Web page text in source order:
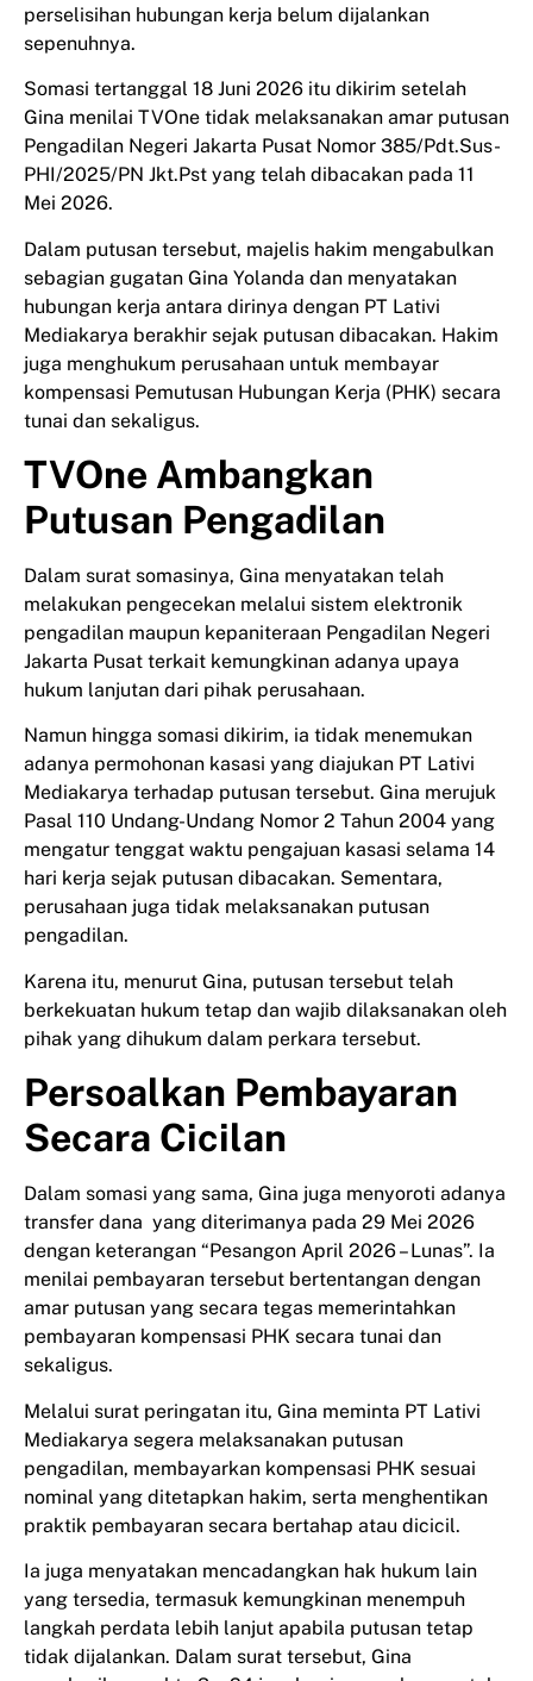
perselisihan hubungan kerja belum dijalankan
sepenuhnya.
Somasi tertanggal 18 Juni 2026 itu dikirim setelah
Gina menilai TVOne tidak melaksanakan amar putusan
Pengadilan Negeri Jakarta Pusat Nomor 385/Pdt.Sus-
PHI/2025/PN Jkt.Pst yang telah dibacakan pada 11
Mei 2026.
Dalam putusan tersebut, majelis hakim mengabulkan
sebagian gugatan Gina Yolanda dan menyatakan
hubungan kerja antara dirinya dengan PT Lativi
Mediakarya berakhir sejak putusan dibacakan. Hakim
juga menghukum perusahaan untuk membayar
kompensasi Pemutusan Hubungan Kerja (PHK) secara
tunai dan sekaligus.
TVOne Ambangkan
Putusan Pengadilan
Dalam surat somasinya, Gina menyatakan telah
melakukan pengecekan melalui sistem elektronik
pengadilan maupun kepaniteraan Pengadilan Negeri
Jakarta Pusat terkait kemungkinan adanya upaya
hukum lanjutan dari pihak perusahaan.
Namun hingga somasi dikirim, ia tidak menemukan
adanya permohonan kasasi yang diajukan PT Lativi
Mediakarya terhadap putusan tersebut. Gina merujuk
Pasal 110 Undang-Undang Nomor 2 Tahun 2004 yang
mengatur tenggat waktu pengajuan kasasi selama 14
hari kerja sejak putusan dibacakan. Sementara,
perusahaan juga tidak melaksanakan putusan
pengadilan.
Karena itu, menurut Gina, putusan tersebut telah
berkekuatan hukum tetap dan wajib dilaksanakan oleh
pihak yang dihukum dalam perkara tersebut.
Persoalkan Pembayaran
Secara Cicilan
Dalam somasi yang sama, Gina juga menyoroti adanya
transfer dana yang diterimanya pada 29 Mei 2026
dengan keterangan “Pesangon April 2026 – Lunas”. Ia
menilai pembayaran tersebut bertentangan dengan
amar putusan yang secara tegas memerintahkan
pembayaran kompensasi PHK secara tunai dan
sekaligus.
Melalui surat peringatan itu, Gina meminta PT Lativi
Mediakarya segera melaksanakan putusan
pengadilan, membayarkan kompensasi PHK sesuai
nominal yang ditetapkan hakim, serta menghentikan
praktik pembayaran secara bertahap atau dicicil.
Ia juga menyatakan mencadangkan hak hukum lain
yang tersedia, termasuk kemungkinan menempuh
langkah perdata lebih lanjut apabila putusan tetap
tidak dijalankan. Dalam surat tersebut, Gina